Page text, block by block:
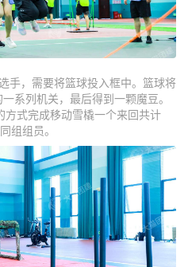
手，需要将篮球投入框中。篮球将
系列机关，最后得到一颗魔豆。
方式完成移动雪橇一个来回共计
组组员。